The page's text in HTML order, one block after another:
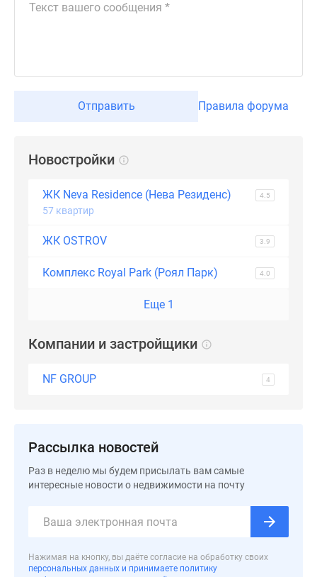
Отправить Правила форума
Новостройки
ЖК Neva Residence (Нева Резиденс) 4.5
57 квартир
ЖК OSTROV 3.9
Комплекс Royal Park (Роял Парк) 4.0
Еще 1
Компании и застройщики
NF GROUP 4
Рассылка новостей
Раз в неделю мы будем присылать вам самые
интересные новости о недвижимости на почту
Нажимая на кнопку, вы даёте согласие на обработку своих
персональных данных и принимаете политику